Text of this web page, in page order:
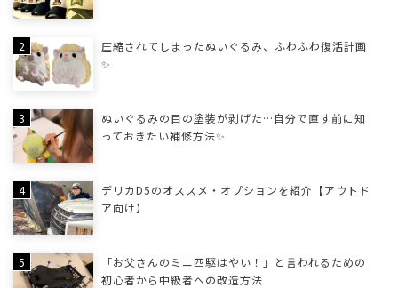
圧縮されてしまったぬいぐるみ、ふわふわ復活計画
✨
ぬいぐるみの目の塗装が剥げた…自分で直す前に知
っておきたい補修方法✨
デリカD5のオススメ・オプションを紹介【アウトド
ア向け】
「お父さんのミニ四駆はやい！」と言われるための
初心者から中級者への改造方法